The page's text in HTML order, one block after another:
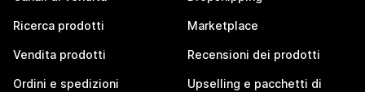
Ricerca prodotti
Vendita prodotti
Ordini e spedizioni
Marketplace
Recensioni dei prodotti
Upselling e pacchetti di